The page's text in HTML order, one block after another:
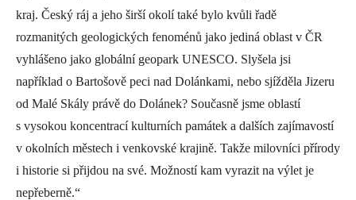
kraj. Český ráj a jeho širší okolí také bylo kvůli řadě
rozmanitých geologických fenoménů jako jediná oblast v ČR
vyhlášeno jako globální geopark UNESCO. Slyšela jsi
například o Bartošově peci nad Dolánkami, nebo sjížděla Jizeru
od Malé Skály právě do Dolánek? Současně jsme oblastí
s vysokou koncentrací kulturních památek a dalších zajímavostí
v okolních městech i venkovské krajině. Takže milovníci přírody
i historie si přijdou na své. Možností kam vyrazit na výlet je
nepřeberně.“